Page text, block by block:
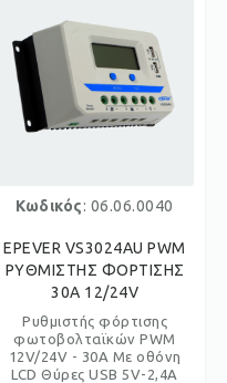
Κωδικός: 06.06.0040
EPEVER VS3024AU PWM
ΡΥΘΜΙΣΤΗΣ ΦΟΡΤΙΣΗΣ
30Α 12/24V
Ρυθμιστής φόρτισης
φωτοβολταϊκών PWM
12V/24V - 30A Με οθόνη
LCD Θύρες USB 5V-2,4A